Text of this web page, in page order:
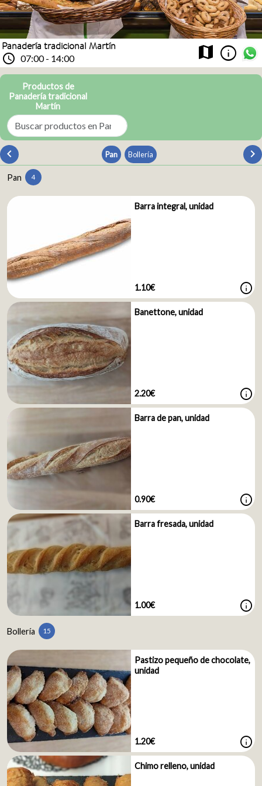
Panadería tradicional Martín
schedule 07:00 - 14:00 map info
Productos de
Panadería tradicional
Martín
chevron_left Pan Bollería
Pan 4
Barra integral, unidad
1.10€ info
Banettone, unidad
2.20€ info
Barra de pan, unidad
0.90€ info
Barra fresada, unidad
1.00€ info
Bollería 15
Pastizo pequeño de chocolate,
unidad
1.20€ info
Chimo relleno, unidad